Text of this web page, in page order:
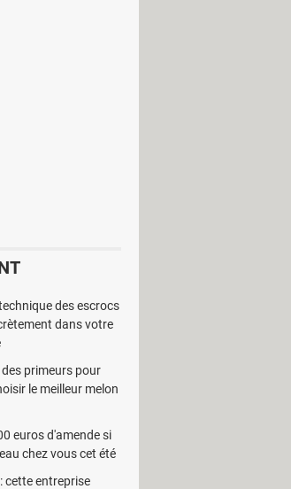
sur le gâteau, on
proche ou une
le logiciel
travers une
utilisateurs
à peu près
écran ou
que le
avec AIM ou
des escrocs
dans votre
primeurs pour
le meilleur melon
euros d'amende si
chez vous cet été
cette entreprise